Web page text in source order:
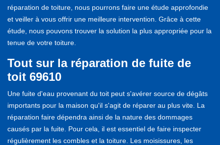
réparation de toiture, nous pourrons faire une étude approfondie
et veiller à vous offrir une meilleure intervention. Grâce à cette
étude, nous pouvons trouver la solution la plus appropriée pour la
tenue de votre toiture.
Tout sur la réparation de fuite de
toit 69610
Une fuite d'eau provenant du toit peut s'avérer source de dégâts
importants pour la maison qu'il s'agit de réparer au plus vite. La
réparation faire dépendra ainsi de la nature des dommages
causés par la fuite. Pour cela, il est essentiel de faire inspecter
régulièrement les combles et la toiture. Les moisissures, les